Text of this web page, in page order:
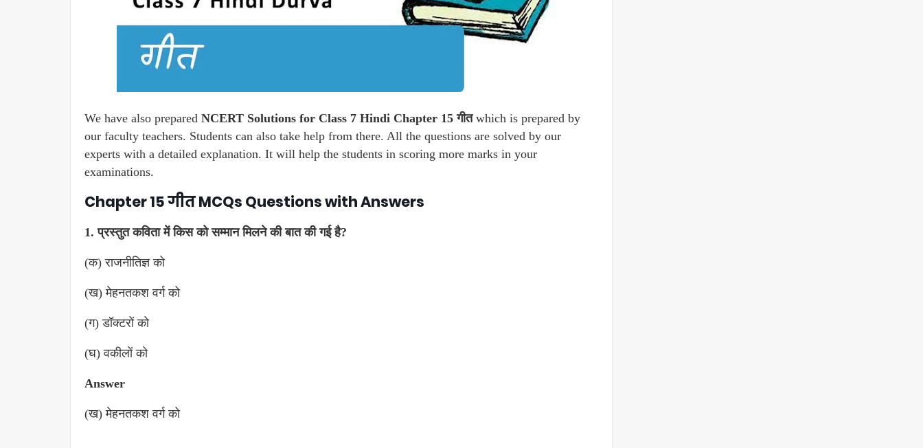
We have also prepared NCERT Solutions for Class 7 Hindi Chapter 15 गीत which is prepared by
our faculty teachers. Students can also take help from there. All the questions are solved by our
experts with a detailed explanation. It will help the students in scoring more marks in your
examinations.
Chapter 15 गीत MCQs Questions with Answers
1. प्रस्तुत कविता में किस को सम्मान मिलने की बात की गई है?
(क) राजनीतिज्ञ को
(ख) मेहनतकश वर्ग को
(ग) डॉक्टरों को
(घ) वकीलों को
Answer
(ख) मेहनतकश वर्ग को